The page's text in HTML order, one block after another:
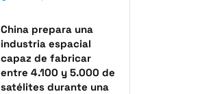
China prepara una
industria espacial
capaz de fabricar
entre 4.100 y 5.000 de
satélites durante una